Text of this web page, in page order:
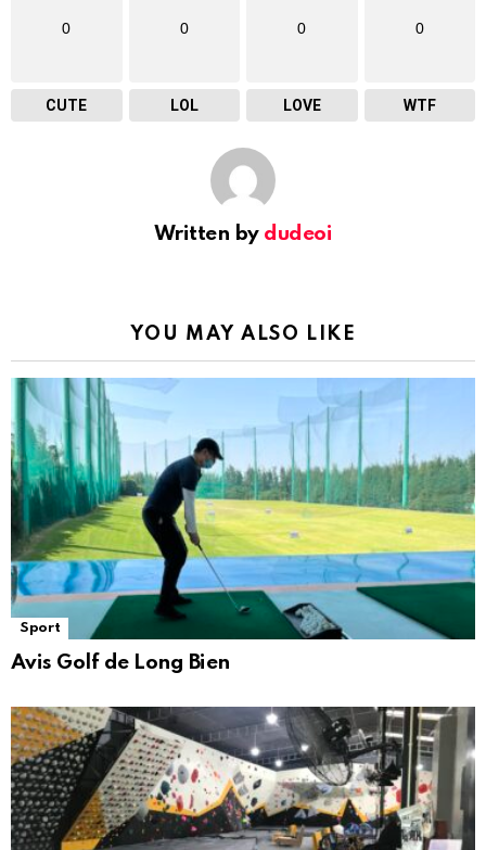
0
CUTE
0
LOL
0
LOVE
0
WTF
Written by dudeoi
YOU MAY ALSO LIKE
Sport
Avis Golf de Long Bien